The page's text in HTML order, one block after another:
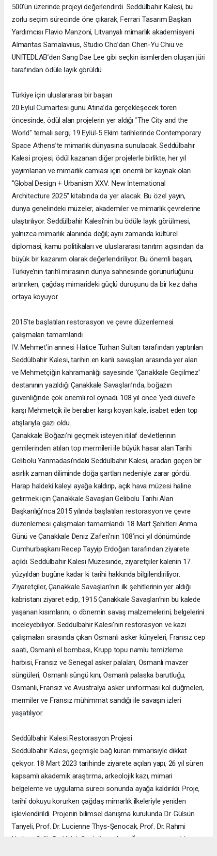
500’ün üzerinde projeyi değerlendirdi. Seddülbahir Kalesi, bu
zorlu seçim sürecinde öne çıkarak, Ferrari Tasarım Başkan
Yardımcısı Flavio Manzoni, Litvanyalı mimarlık akademisyeni
Almantas Samalaviius, Studio Cho’dan Chen-Yu Chiu ve
UNITEDLAB’den Sang Dae Lee gibi seçkin isimlerden oluşan jüri
tarafından ödüle layık görüldü.
Türkiye için uluslararası bir başarı
20 Eylül Cumartesi günü Atina’da gerçekleşecek tören
öncesinde, ödül alan projelerin yer aldığı "The City and the
World" temalı sergi, 19 Eylül-5 Ekim tarihlerinde Contemporary
Space Athens’te mimarlık dünyasına sunulacak. Seddülbahir
Kalesi projesi, ödül kazanan diğer projelerle birlikte, her yıl
yayımlanan ve mimarlık camiası için önemli bir kaynak olan
"Global Design + Urbanism XXV: New International
Architecture 2025" kitabında da yer alacak. Bu özel yayın,
dünya genelindeki müzeler, akademiler ve mimarlık çevrelerine
ulaştırılıyor. Seddülbahir Kalesi’nin bu ödüle layık görülmesi,
yalnızca mimarlık alanında değil; aynı zamanda kültürel
diplomasi, kamu politikaları ve uluslararası tanıtım açısından da
büyük bir kazanım olarak değerlendiriliyor. Bu önemli başarı,
Türkiye’nin tarihî mirasının dünya sahnesinde görünürlüğünü
artırırken, çağdaş mimarideki güçlü duruşunu da bir kez daha
ortaya koyuyor.
2015’te başlatılan restorasyon ve çevre düzenlemesi
çalışmaları tamamlandı
IV. Mehmet’in annesi Hatice Turhan Sultan tarafından yaptırılan
Seddülbahir Kalesi, tarihin en kanlı savaşları arasında yer alan
ve Mehmetçiğin kahramanlığı sayesinde ’Çanakkale Geçilmez’
destanının yazıldığı Çanakkale Savaşları’nda, boğazın
güvenliğinde çok önemli rol oynadı. 108 yıl önce ’yedi düvel’e
karşı Mehmetçik ile beraber karşı koyan kale, isabet eden top
atışlarıyla gazi oldu.
Çanakkale Boğazı’nı geçmek isteyen itilaf devletlerinin
gemilerinden atılan top mermileri ile büyük hasar alan Tarihi
Gelibolu Yarımadası’ndaki Seddülbahir Kalesi, aradan geçen bir
asırlık zaman diliminde doğa şartları nedeniyle zarar gördü.
Harap haldeki kaleyi ayağa kaldırıp, açık hava müzesi haline
getirmek için Çanakkale Savaşları Gelibolu Tarihi Alan
Başkanlığı’nca 2015 yılında başlatılan restorasyon ve çevre
düzenlemesi çalışmaları tamamlandı. 18 Mart Şehitleri Anma
Günü ve Çanakkale Deniz Zaferi’nin 108’inci yıl dönümünde
Cumhurbaşkanı Recep Tayyip Erdoğan tarafından ziyarete
açıldı. Seddülbahir Kalesi Müzesinde, ziyaretçiler kalenin 17.
yüzyıldan bugüne kadar ki tarihi hakkında bilgilendiriliyor.
Ziyaretçiler, Çanakkale Savaşları’nın ilk şehitlerinin yer aldığı
kabristanı ziyaret edip, 1915 Çanakkale Savaşları’nın bu kalede
yaşanan kısımlarını, o dönemin savaş malzemelerini, belgelerini
inceleyebiliyor. Seddülbahir Kalesi’nin restorasyon ve kazı
çalışmaları sırasında çıkan Osmanlı asker künyeleri, Fransız cep
saati, Osmanlı el bombası, Krupp topu namlu temizleme
harbisi, Fransız ve Senegal asker palaları, Osmanlı mavzer
süngüleri, Osmanlı süngü kını, Osmanlı palaska barutluğu,
Osmanlı, Fransız ve Avustralya asker üniforması kol düğmeleri,
mermiler ve Fransız mühimmat sandığı ile savaşın izleri
yaşatılıyor.
Seddülbahir Kalesi Restorasyon Projesi
Seddülbahir Kalesi, geçmişle bağ kuran mimarisiyle dikkat
çekiyor. 18 Mart 2023 tarihinde ziyarete açılan yapı, 26 yıl süren
kapsamlı akademik araştırma, arkeolojik kazı, mimari
belgeleme ve uygulama süreci sonunda ayağa kaldırıldı. Proje,
tarihî dokuyu korurken çağdaş mimarlık ilkeleriyle yeniden
işlevlendirildi. Projenin bilimsel danışma kurulunda Dr. Gülsün
Tanyeli, Prof. Dr. Lucienne Thys-Şenocak, Prof. Dr. Rahmi
Nurhan Çelik, Dr. Haluk Sesigür ve Arzu Özsavaşcı yer aldı.